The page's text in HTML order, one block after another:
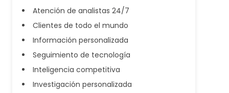
Atención de analistas 24/7
Clientes de todo el mundo
Información personalizada
Seguimiento de tecnología
Inteligencia competitiva
Investigación personalizada